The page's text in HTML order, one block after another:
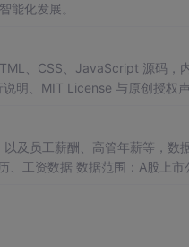
能化发展。
、CSS、JavaScript 源码，
明、MIT License 与原创授权
服务器打开 index.html。
及员工薪酬、高管年薪等，数
研究生及以上 本科或大专 高中
平均年薪